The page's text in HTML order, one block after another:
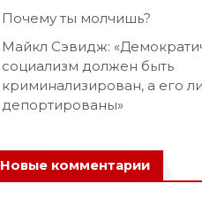
Почему ты молчишь?
Майкл Сэвидж:
социализм должен быть
криминализирован, а его
депортированы»
Новые комментарии